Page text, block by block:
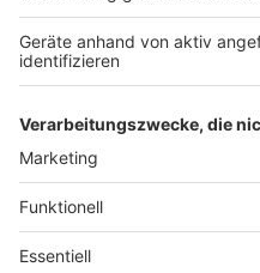
Video
Der Track "Teufel" von
neuen Album "Alles aus
Anzeige